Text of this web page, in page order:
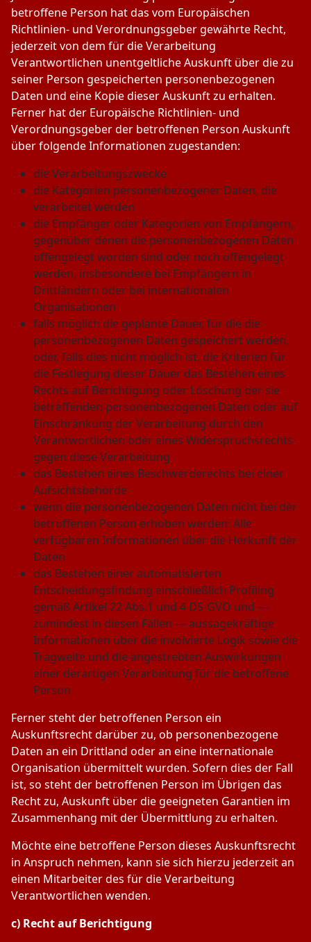
betroffene Person hat das vom Europäischen
Richtlinien- und Verordnungsgeber gewährte Recht,
jederzeit von dem für die Verarbeitung
Verantwortlichen unentgeltliche Auskunft über die zu
seiner Person gespeicherten personenbezogenen
Daten und eine Kopie dieser Auskunft zu erhalten.
Ferner hat der Europäische Richtlinien- und
Verordnungsgeber der betroffenen Person Auskunft
über folgende Informationen zugestanden:
die Verarbeitungszwecke
die Kategorien personenbezogener Daten, die
verarbeitet werden
die Empfänger oder Kategorien von Empfängern,
gegenüber denen die personenbezogenen Daten
offengelegt worden sind oder noch offengelegt
werden, insbesondere bei Empfängern in
Drittländern oder bei internationalen
Organisationen
falls möglich die geplante Dauer, für die die
personenbezogenen Daten gespeichert werden,
oder, falls dies nicht möglich ist, die Kriterien für
die Festlegung dieser Dauer das Bestehen eines
Rechts auf Berichtigung oder Löschung der sie
betreffenden personenbezogenen Daten oder auf
Einschränkung der Verarbeitung durch den
Verantwortlichen oder eines Widerspruchsrechts
gegen diese Verarbeitung
das Bestehen eines Beschwerderechts bei einer
Aufsichtsbehörde
wenn die personenbezogenen Daten nicht bei der
betroffenen Person erhoben werden: Alle
verfügbaren Informationen über die Herkunft der
Daten
das Bestehen einer automatisierten
Entscheidungsfindung einschließlich Profiling
gemäß Artikel 22 Abs.1 und 4 DS-GVO und —
zumindest in diesen Fällen — aussagekräftige
Informationen über die involvierte Logik sowie die
Tragweite und die angestrebten Auswirkungen
einer derartigen Verarbeitung für die betroffene
Person
Ferner steht der betroffenen Person ein
Auskunftsrecht darüber zu, ob personenbezogene
Daten an ein Drittland oder an eine internationale
Organisation übermittelt wurden. Sofern dies der Fall
ist, so steht der betroffenen Person im Übrigen das
Recht zu, Auskunft über die geeigneten Garantien im
Zusammenhang mit der Übermittlung zu erhalten.
Möchte eine betroffene Person dieses Auskunftsrecht
in Anspruch nehmen, kann sie sich hierzu jederzeit an
einen Mitarbeiter des für die Verarbeitung
Verantwortlichen wenden.
c) Recht auf Berichtigung